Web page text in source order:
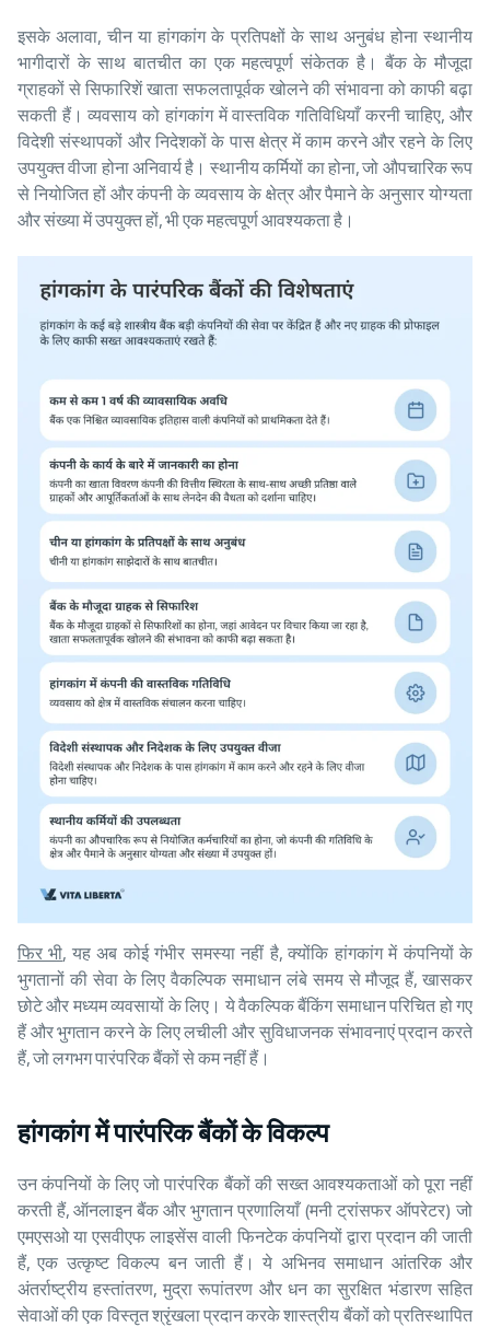
इसके अलावा, चीन या हांगकांग के प्रतिपक्षों के साथ अनुबंध होना स्थानीय
भागीदारों के साथ बातचीत का एक महत्वपूर्ण संकेतक है। बैंक के मौजूदा
ग्राहकों से सिफारिशें खाता सफलतापूर्वक खोलने की संभावना को काफी बढ़ा
सकती हैं। व्यवसाय को हांगकांग में वास्तविक गतिविधियाँ करनी चाहिए, और
विदेशी संस्थापकों और निदेशकों के पास क्षेत्र में काम करने और रहने के लिए
उपयुक्त वीजा होना अनिवार्य है। स्थानीय कर्मियों का होना, जो औपचारिक रूप
से नियोजित हों और कंपनी के व्यवसाय के क्षेत्र और पैमाने के अनुसार योग्यता
और संख्या में उपयुक्त हों, भी एक महत्वपूर्ण आवश्यकता है।
फिर भी, यह अब कोई गंभीर समस्या नहीं है, क्योंकि हांगकांग में कंपनियों के
भुगतानों की सेवा के लिए वैकल्पिक समाधान लंबे समय से मौजूद हैं, खासकर
छोटे और मध्यम व्यवसायों के लिए। ये वैकल्पिक बैंकिंग समाधान परिचित हो गए
हैं और भुगतान करने के लिए लचीली और सुविधाजनक संभावनाएं प्रदान करते
हैं, जो लगभग पारंपरिक बैंकों से कम नहीं हैं।
हांगकांग में पारंपरिक बैंकों के विकल्प
उन कंपनियों के लिए जो पारंपरिक बैंकों की सख्त आवश्यकताओं को पूरा नहीं
करती हैं, ऑनलाइन बैंक और भुगतान प्रणालियाँ (मनी ट्रांसफर ऑपरेटर) जो
एमएसओ या एसवीएफ लाइसेंस वाली फिनटेक कंपनियों द्वारा प्रदान की जाती
हैं, एक उत्कृष्ट विकल्प बन जाती हैं। ये अभिनव समाधान आंतरिक और
अंतर्राष्ट्रीय हस्तांतरण, मुद्रा रूपांतरण और धन का सुरक्षित भंडारण सहित
सेवाओं की एक विस्तृत श्रृंखला प्रदान करके शास्त्रीय बैंकों को प्रतिस्थापित